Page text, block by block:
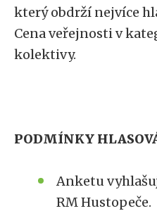
který obdrží nejvíce
Cena veřejnosti v
kolektivy.
PODMÍNKY
Anketu
RM Hustopeče.